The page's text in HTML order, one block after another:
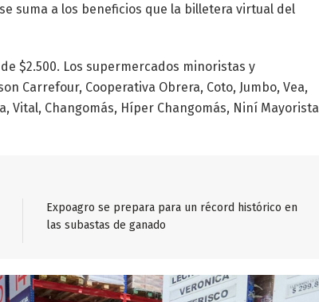
suma a los beneficios que la billetera virtual del
$2.500. Los supermercados minoristas y
Carrefour, Cooperativa Obrera, Coto, Jumbo, Vea,
Vital, Changomás, Híper Changomás, Niní Mayorista
Expoagro se prepara para un récord histórico en
las subastas de ganado